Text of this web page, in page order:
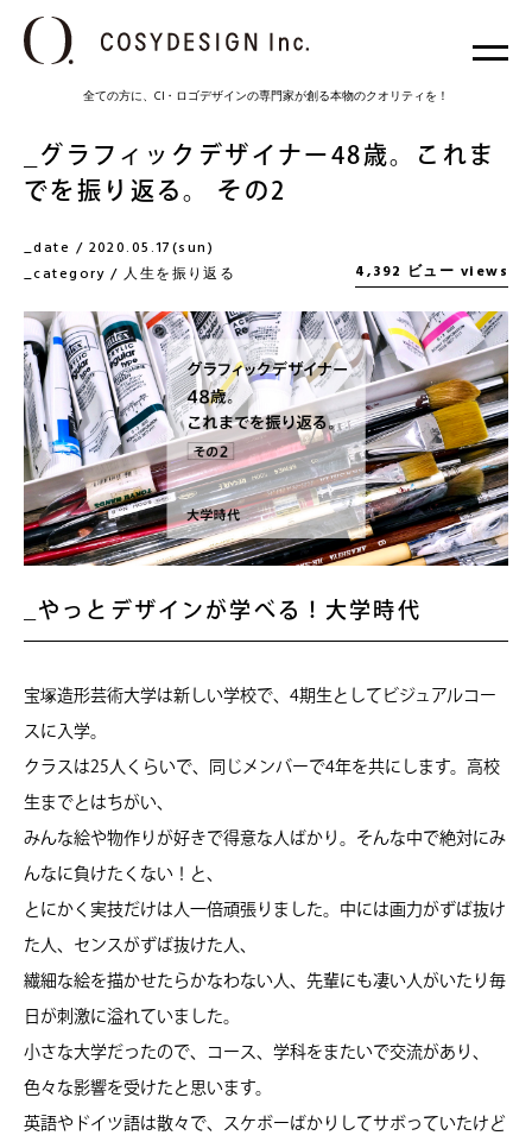
全ての方に、CI・ロゴデザインの専門家が創る本物のクオリティを！
グラフィックデザイナー48歳。これま
でを振り返る。 その2
date / 2020.05.17(sun)
category /人生を振り返る 4,392 ビュー views
やっとデザインが学べる！大学時代
宝塚造形芸術大学は新しい学校で、4期生としてビジュアルコー
スに入学。
クラスは25人くらいで、同じメンバーで4年を共にします。高校
生までとはちがい、
みんな絵や物作りが好きで得意な人ばかり。そんな中で絶対にみ
んなに負けたくない！と、
とにかく実技だけは人一倍頑張りました。中には画力がずば抜け
た人、センスがずば抜けた人、
繊細な絵を描かせたらかなわない人、先輩にも凄い人がいたり毎
日が刺激に溢れていました。
小さな大学だったので、コース、学科をまたいで交流があり、
色々な影響を受けたと思います。
英語やドイツ語は散々で、スケボーばかりしてサボっていたけど